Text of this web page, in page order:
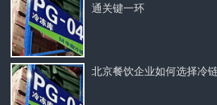
通关键一环
北京餐饮企业如何选择冷